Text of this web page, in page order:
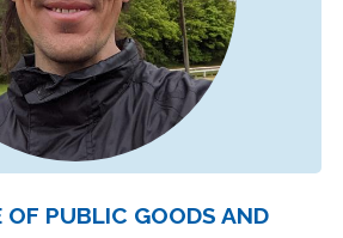
PUBLIC GOODS AND